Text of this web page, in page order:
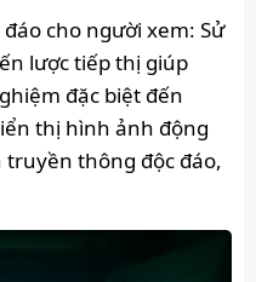
cho người xem: Sử
lược tiếp thị giúp
đặc biệt đến
thị hình ảnh động
thông độc đáo,